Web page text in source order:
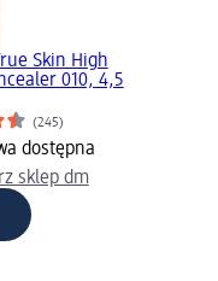
Skin High
010, 4,5
(245)
dostępna
sklep dm